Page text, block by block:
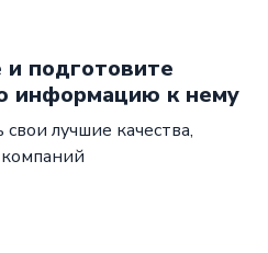
подготовите
информацию к нему
лучшие качества,